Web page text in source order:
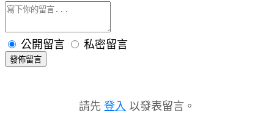
公開留言 私密留言
發佈留言
請先 登入 以發表留言。